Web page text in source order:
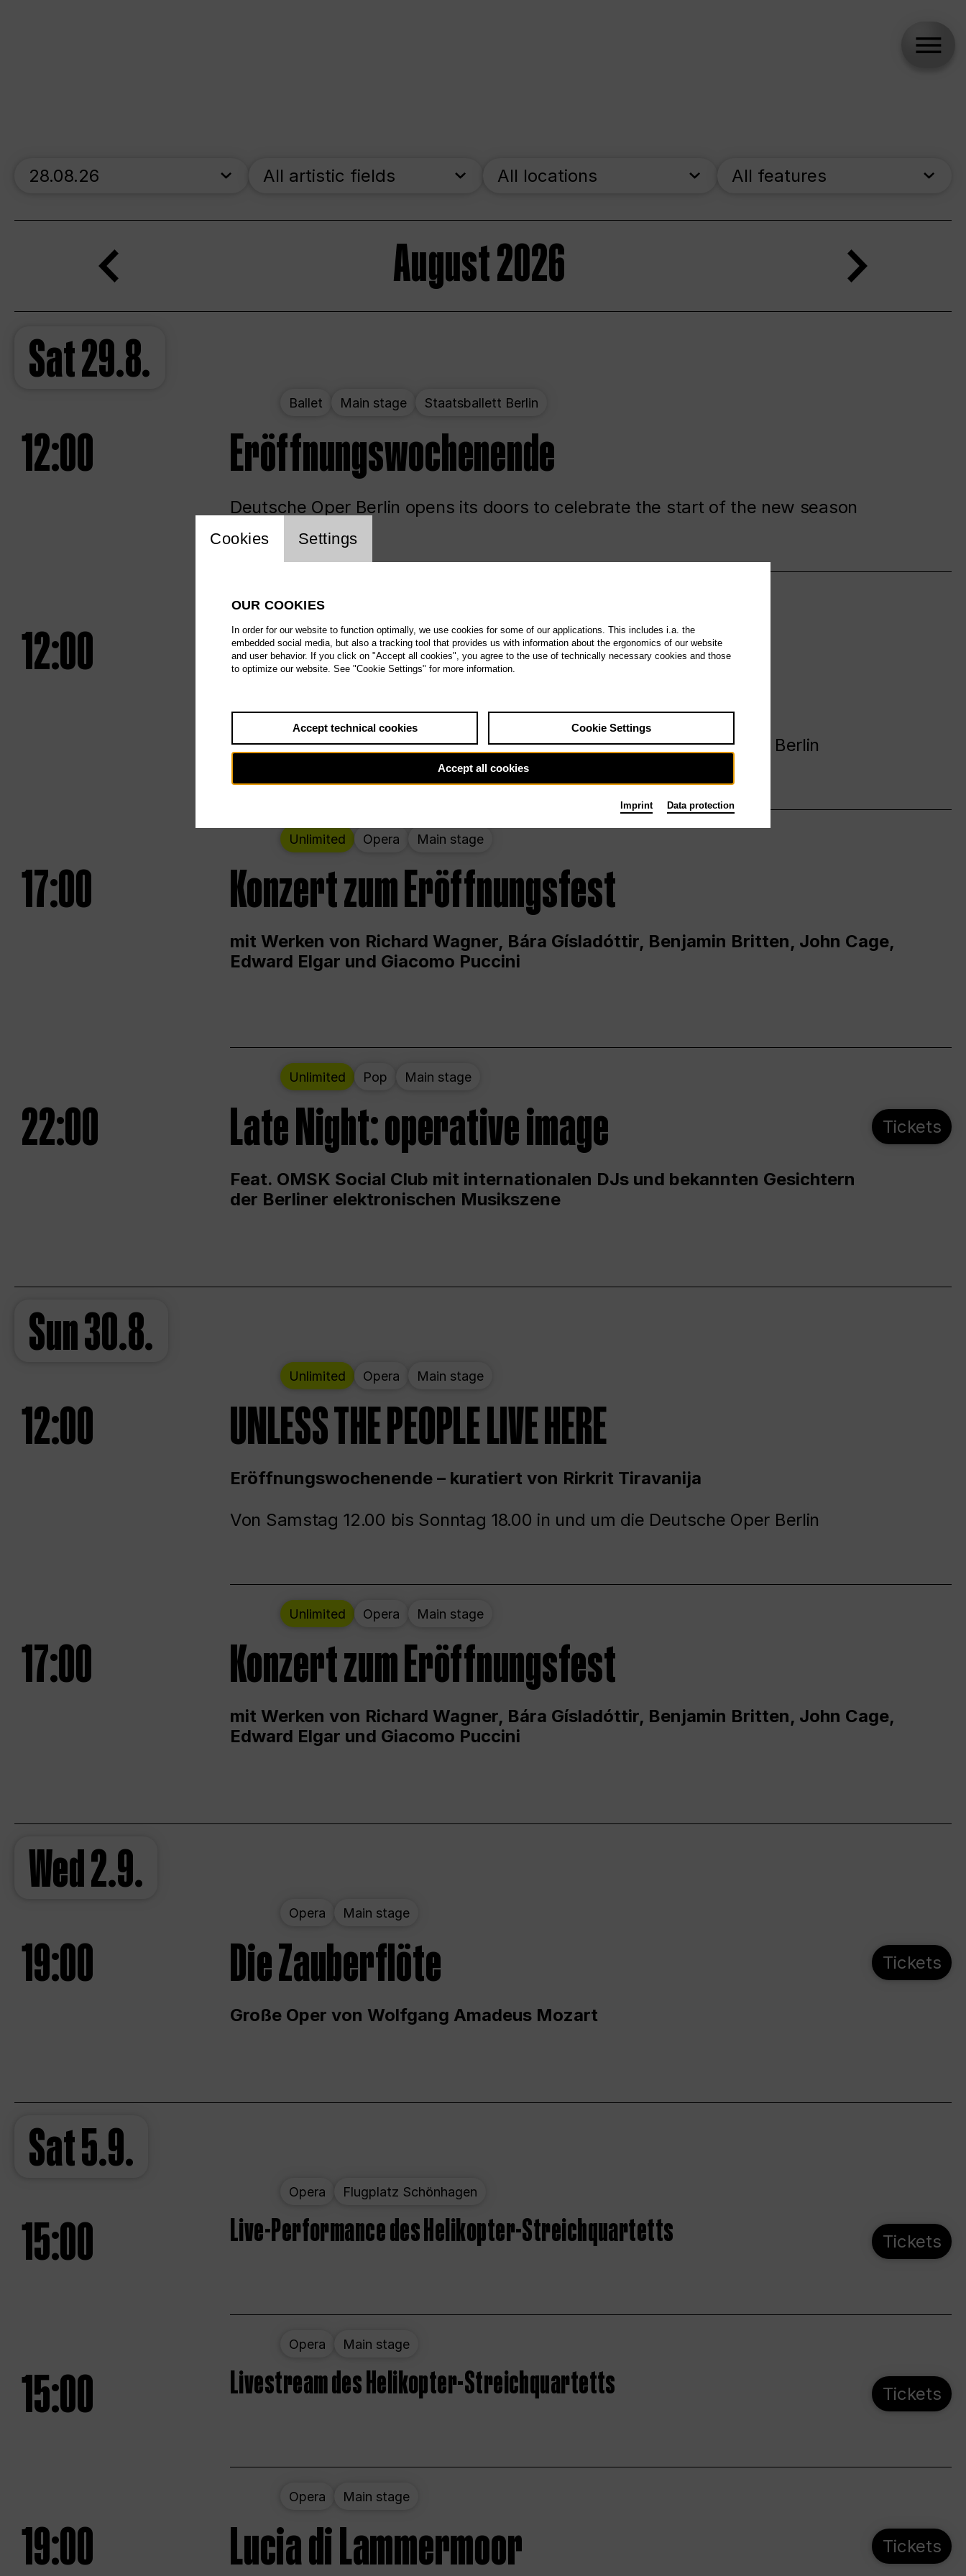
skip_calendar_timeline
Search
All artistic fields All locations All features
August 2026
Sat29.8.
Ballet Main stage Staatsballett Berlin
12:00 Eröffnungswochenende
Deutsche Oper Berlin opens its doors to celebrate the start of the new season
Unlimited
12:00 UNLESS THE PEOPLE LIVE HERE
Von Samstag 12.00 bis Sonntag 18.00 in und um die Deutsche Oper Berlin
Unlimited Opera Main stage
17:00 Konzert zum Eröffnungsfest
mit Werken von Richard Wagner, Bára Gísladóttir, Benjamin Britten, John Cage,
Edward Elgar und Giacomo Puccini
Unlimited Pop Main stage
22:00 Late Night: operative image
Feat. OMSK Social Club mit internationalen DJs und bekannten Gesichtern
der Berliner elektronischen Musikszene
Tickets
Sun30.8.
Unlimited Opera Main stage
12:00 UNLESS THE PEOPLE LIVE HERE
Eröffnungswochenende – kuratiert von Rirkrit Tiravanija
Von Samstag 12.00 bis Sonntag 18.00 in und um die Deutsche Oper Berlin
Unlimited Opera Main stage
17:00 Konzert zum Eröffnungsfest
mit Werken von Richard Wagner, Bára Gísladóttir, Benjamin Britten, John Cage,
Edward Elgar und Giacomo Puccini
Wed2.9.
Opera Main stage
19:00 Die Zauberflöte
Große Oper von Wolfgang Amadeus Mozart
Tickets
Sat5.9.
Opera Flugplatz Schönhagen
15:00 Live-Performance des Helikopter-Streichquartetts Tickets
Opera Main stage
15:00 Livestream des Helikopter-Streichquartetts Tickets
Opera Main stage
19:00 Lucia di Lammermoor Tickets
Website cookie setting
Cookies Settings
OUR COOKIES
In order for our website to function optimally, we use cookies for some of our applications. This includes i.a. the
embedded social media, but also a tracking tool that provides us with information about the ergonomics of our website
and user behavior. If you click on "Accept all cookies", you agree to the use of technically necessary cookies and those
to optimize our website. See "Cookie Settings" for more information.
Accept technical cookies Cookie Settings
Accept all cookies
Imprint Data protection